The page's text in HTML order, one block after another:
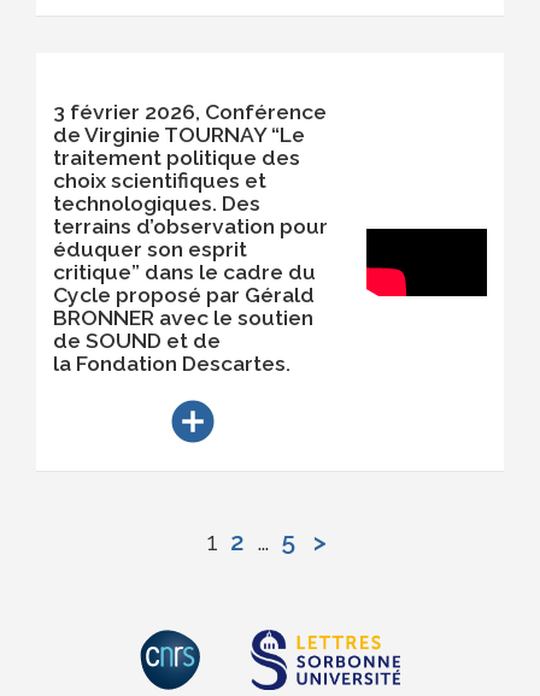
3 février 2026, Conférence
de Virginie TOURNAY “Le
traitement politique des
choix scientifiques et
technologiques. Des
terrains d’observation pour
éduquer son esprit
critique” dans le cadre du
Cycle proposé par Gérald
BRONNER avec le soutien
de SOUND et de
la Fondation Descartes.
add_circle
1 2 … 5 >